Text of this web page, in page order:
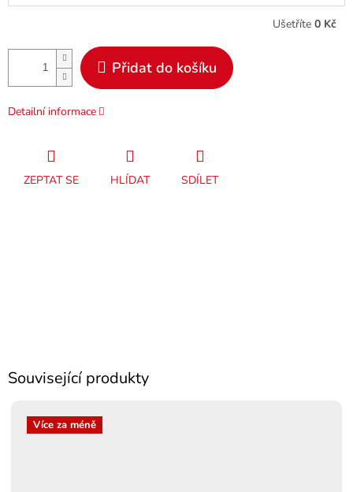
Ušetříte 0 Kč
Přidat do košíku
Detailní informace
ZEPTAT SE HLÍDAT SDÍLET
Související produkty
Více za méně